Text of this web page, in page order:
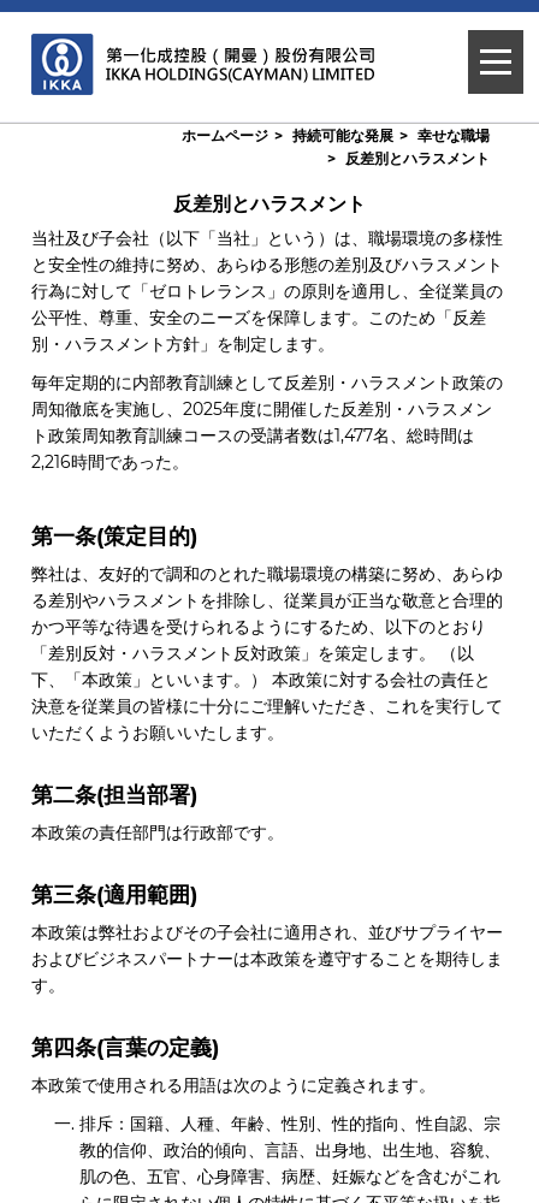
ホームページ 持続可能な発展
幸せな職場
反差別とハラスメント
反差別とハラスメント
当社及び子会社（以下「当社」という）は、職場環境の多様性
と安全性の維持に努め、あらゆる形態の差別及びハラスメント
行為に対して「ゼロトレランス」の原則を適用し、全従業員の
公平性、尊重、安全のニーズを保障します。このため「反差
別・ハラスメント方針」を制定します。
毎年定期的に内部教育訓練として反差別・ハラスメント政策の
周知徹底を実施し、2025年度に開催した反差別・ハラスメン
ト政策周知教育訓練コースの受講者数は1,477名、総時間は
2,216時間であった。
第一条(策定目的)
弊社は、友好的で調和のとれた職場環境の構築に努め、あらゆ
る差別やハラスメントを排除し、従業員が正当な敬意と合理的
かつ平等な待遇を受けられるようにするため、以下のとおり
「差別反対・ハラスメント反対政策」を策定します。 （以
下、「本政策」といいます。） 本政策に対する会社の責任と
決意を従業員の皆様に十分にご理解いただき、これを実行して
いただくようお願いいたします。
第二条(担当部署)
本政策の責任部門は行政部です。
第三条(適用範囲)
本政策は弊社およびその子会社に適用され、並びサプライヤー
およびビジネスパートナーは本政策を遵守することを期待しま
す。
第四条(言葉の定義)
本政策で使用される用語は次のように定義されます。
排斥：国籍、人種、年齢、性別、性的指向、性自認、宗
教的信仰、政治的傾向、言語、出身地、出生地、容貌、
肌の色、五官、心身障害、病歴、妊娠などを含むがこれ